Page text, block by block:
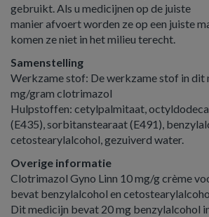
gebruikt. Als u medicijnen op de juiste
manier afvoert worden ze op een juiste
komen ze niet in het milieu terecht.
Samenstelling
Werkzame stof: De werkzame stof in dit
mg/gram clotrimazol
Hulpstoffen: cetylpalmitaat,
(E435), sorbitanstearaat (E491),
cetostearylalcohol, gezuiverd water.
Overige informatie
Clotrimazol Gyno Linn 10 mg/g crème
bevat benzylalcohol en
Dit medicijn bevat 20 mg benzylalcohol